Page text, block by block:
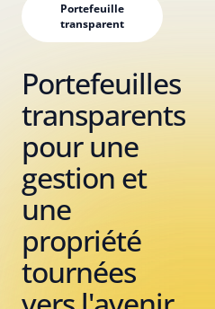
Portefeuille
transparent
Portefeuilles
transparents
pour une
gestion et
une
propriété
tournées